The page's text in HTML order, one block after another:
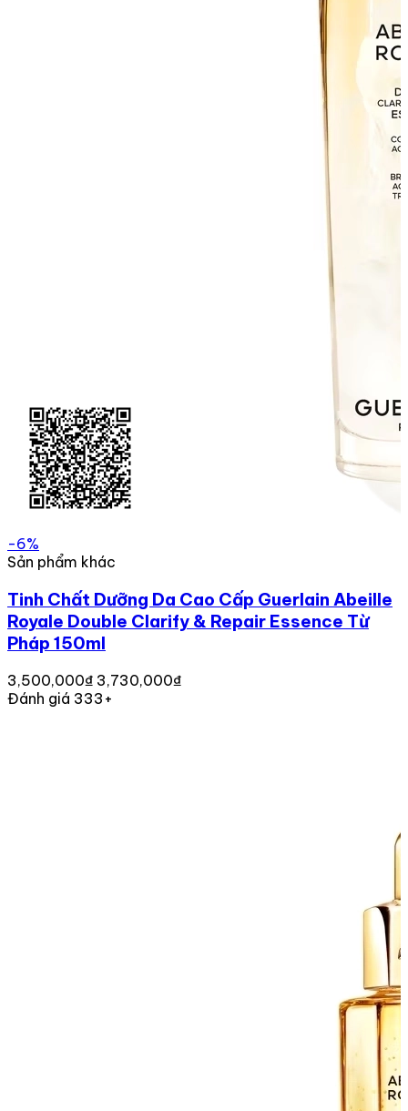
-6%
Sản phẩm khác
Tinh Chất Dưỡng Da Cao Cấp Guerlain Abeille
Royale Double Clarify & Repair Essence Từ
Pháp 150ml
3,500,000₫ 3,730,000₫
Đánh giá 333+